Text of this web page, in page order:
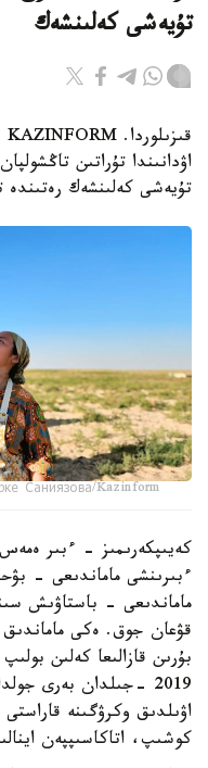
تۇيەشى كەلىنشەك
اۋدانىندا تۇراتىن
تۇيەشى كەلىنشەك رەتىندە
Саниязова/Kazinform
كەيىپكەرىمىز - ءبىر
ءبىرىنشى ماماندىعى -
ماماندىعى - باستاۋىش
بۇرىن قازالىعا كەلىن
2019 -جىلدان بەرى
اۋىلدىق وكرۋگىنە
كوشىپ، اتاكاسىپپەن